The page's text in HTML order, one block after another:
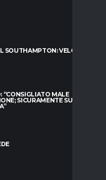
SOUTHAMPTON: VELOCITÀ E
“CONSIGLIATO MALE
SICURAMENTE SUL